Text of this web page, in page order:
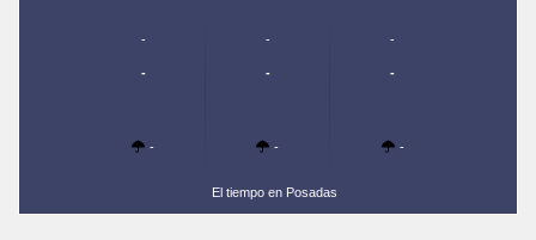
-
-
-
-
-
-
-
-
-
El tiempo en Posadas